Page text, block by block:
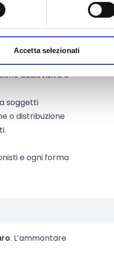
Accetta selezionati
(da
le parti).
ufficiali
audiovisiva e
soggetti
o distribuzione
e ogni forma
. L’ammontare